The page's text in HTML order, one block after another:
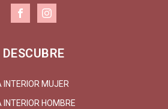
DESCUBRE
INTERIOR MUJER
INTERIOR HOMBRE